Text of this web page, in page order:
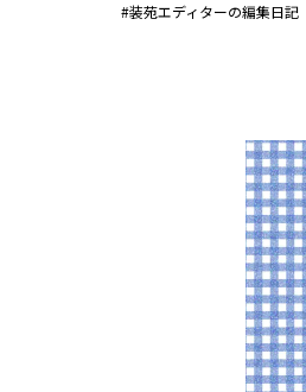
#装苑エディターの編集日記